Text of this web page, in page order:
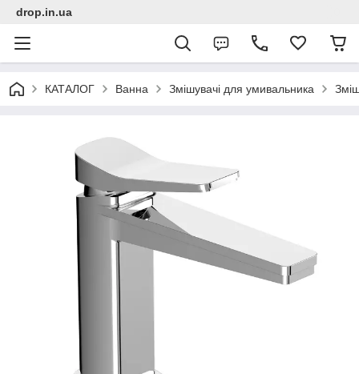
drop.in.ua
КАТАЛОГ Ванна Змішувачі для умивальника